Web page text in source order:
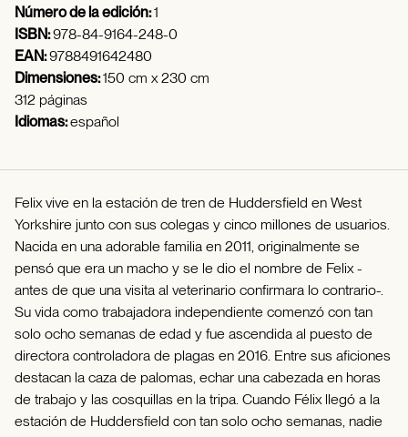
Número de la edición:1
ISBN:978-84-9164-248-0
EAN:9788491642480
Dimensiones:150 cm x 230 cm
312 páginas
Idiomas:español
Felix vive en la estación de tren de Huddersfield en West
Yorkshire junto con sus colegas y cinco millones de usuarios.
Nacida en una adorable familia en 2011, originalmente se
pensó que era un macho y se le dio el nombre de Felix -
antes de que una visita al veterinario confirmara lo contrario-.
Su vida como trabajadora independiente comenzó con tan
solo ocho semanas de edad y fue ascendida al puesto de
directora controladora de plagas en 2016. Entre sus aficiones
destacan la caza de palomas, echar una cabezada en horas
de trabajo y las cosquillas en la tripa. Cuando Félix llegó a la
estación de Huddersfield con tan solo ocho semanas, nadie